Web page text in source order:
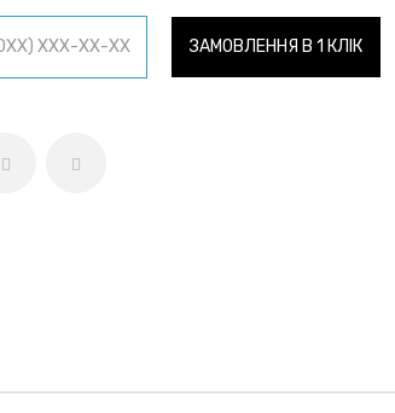
ЗАМОВЛЕННЯ В 1 КЛІК